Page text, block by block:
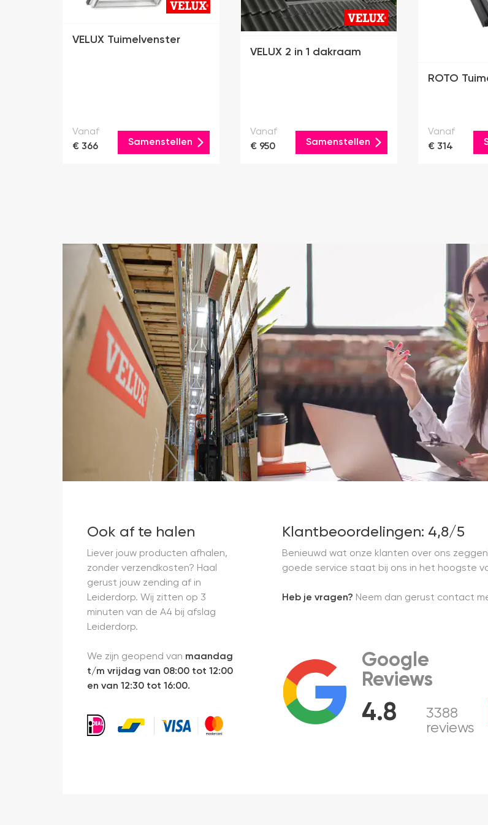
VELUX Tuimelvenster
Vanaf
€ 366
Samenstellen
VELUX 2 in 1 dakraam
Vanaf
€ 950
Samenstellen
ROTO
Vanaf
€ 314
Ook af te halen
Liever jouw producten afhalen,
zonder verzendkosten? Haal
gerust jouw zending af in
Leiderdorp. Wij zitten op 3
minuten van de A4 bij afslag
Leiderdorp.
We zijn geopend van maandag
t/m vrijdag van 08:00 tot 12:00
en van 12:30 tot 16:00.
Klantbeoordelingen: 4,8/5
Benieuwd wat onze klanten over ons
goede service staat bij ons in het hoogste
Heb je vragen? Neem dan gerust contact
4.8
Google
Reviews
3388
reviews